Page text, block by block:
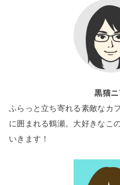
黒猫ニ
ふらっと立ち寄れる素敵なカ
に囲まれる鶴瀬。大好きなこ
いきます！